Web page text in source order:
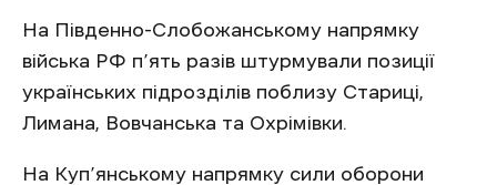
На Південно-Слобожанському напрямку
війська РФ п’ять разів штурмували позиції
українських підрозділів поблизу Стариці,
Лимана, Вовчанська та Охрімівки.
На Куп’янському напрямку сили оборони